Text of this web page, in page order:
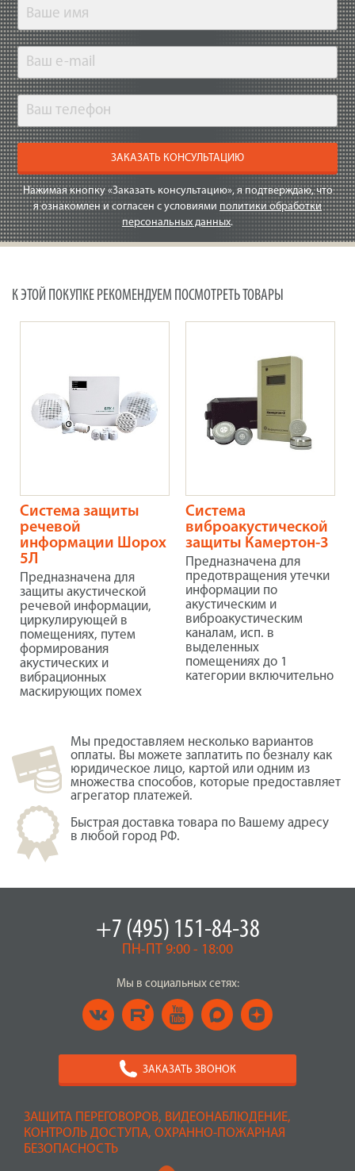
ЗАКАЗАТЬ КОНСУЛЬТАЦИЮ
Нажимая кнопку «Заказать консультацию», я подтверждаю, что
я ознакомлен и согласен с условиями политики обработки
персональных данных.
К ЭТОЙ ПОКУПКЕ РЕКОМЕНДУЕМ ПОСМОТРЕТЬ ТОВАРЫ
Система защиты
речевой
информации Шорох
5Л
Предназначена для
защиты акустической
речевой информации,
циркулирующей в
помещениях, путем
формирования
акустических и
вибрационных
маскирующих помех
Система
виброакустической
защиты Камертон-3
Предназначена для
предотвращения утечки
информации по
акустическим и
виброакустическим
каналам, исп. в
выделенных
помещениях до 1
категории включительно
Мы предоставляем несколько вариантов
оплаты. Вы можете заплатить по безналу как
юридическое лицо, картой или одним из
множества способов, которые предоставляет
агрегатор платежей.
Быстрая доставка товара по Вашему адресу
в любой город РФ.
ЗАЩИТА ПЕРЕГОВОРОВ, ВИДЕОНАБЛЮДЕНИЕ,
КОНТРОЛЬ ДОСТУПА, ОХРАННО-ПОЖАРНАЯ
БЕЗОПАСНОСТЬ
+7 (495) 151-84-38
ПН-ПТ 9:00 - 18:00
Мы в социальных сетях:
ЗАКАЗАТЬ ЗВОНОК